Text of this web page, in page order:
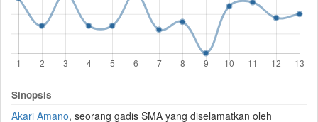
Sinopsis
Akari Amano, seorang gadis SMA yang diselamatkan oleh